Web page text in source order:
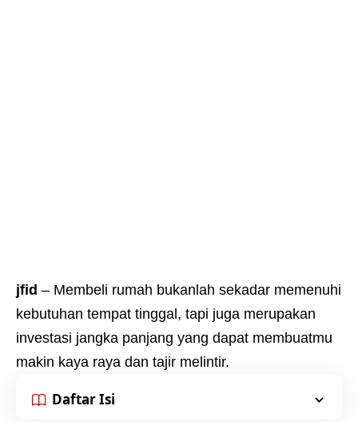
jfid – Membeli rumah bukanlah sekadar memenuhi
kebutuhan tempat tinggal, tapi juga merupakan
investasi jangka panjang yang dapat membuatmu
makin kaya raya dan tajir melintir.
Daftar Isi